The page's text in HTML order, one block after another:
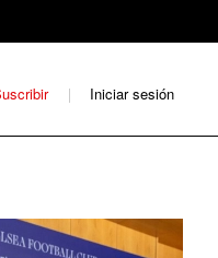
Iniciar sesión